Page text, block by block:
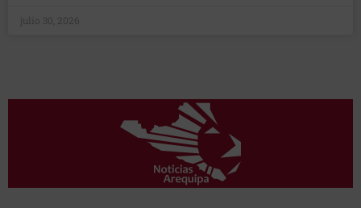
julio 30, 2026